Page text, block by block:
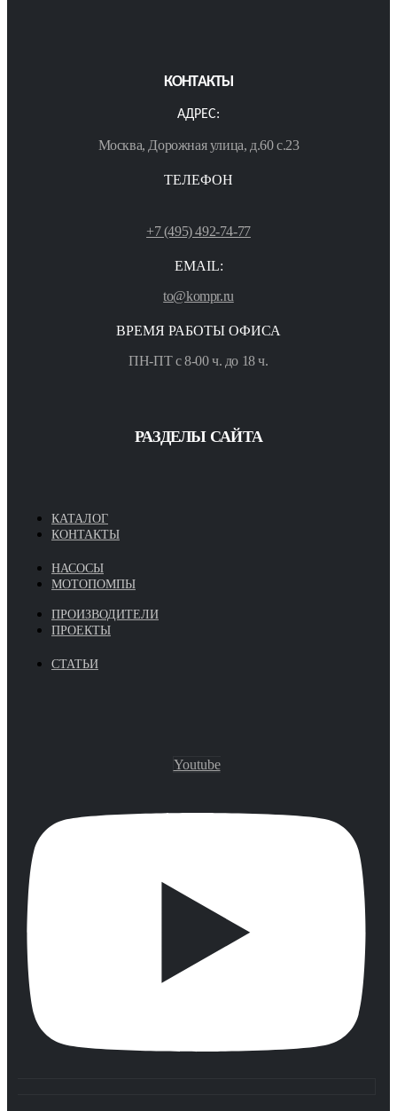
КОНТАКТЫ
АДРЕС:
Москва, Дорожная улица, д.60 с.23
ТЕЛЕФОН
+7 (495) 492-74-77
EMAIL:
to@kompr.ru
ВРЕМЯ РАБОТЫ ОФИСА
ПН-ПТ с 8-00 ч. до 18 ч.
РАЗДЕЛЫ САЙТА
КАТАЛОГ
КОНТАКТЫ
НАСОСЫ
МОТОПОМПЫ
ПРОИЗВОДИТЕЛИ
ПРОЕКТЫ
СТАТЬИ
Youtube